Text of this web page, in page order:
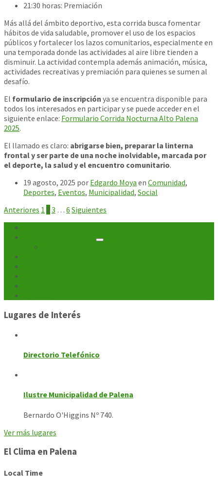
21:30 horas: Premiación
Más allá del ámbito deportivo, esta corrida busca fomentar
hábitos de vida saludable, promover el uso de los espacios
públicos y fortalecer los lazos comunitarios, especialmente en
una temporada donde las actividades al aire libre tienden a
disminuir. La actividad contempla además animación, música,
actividades recreativas y premiación para quienes se sumen al
desafío.
El formulario de inscripción ya se encuentra disponible para
todos los interesados en participar y se puede acceder en el
siguiente enlace: Formulario Corrida Nocturna Alto Palena
2025.
El llamado es claro: abrigarse bien, preparar la linterna
frontal y ser parte de una noche inolvidable, marcada por
el deporte, la salud y el encuentro comunitario.
19 agosto, 2025 por Edgardo Moya en Comunidad,
Deportes, Eventos, Municipalidad, Social
Paginación
de
entradas
Anteriores 1 23 … 6 Siguientes
Lugares de Interés
Directorio Telefónico
Ilustre Municipalidad de Palena
Bernardo O'Higgins Nº 740.
Ver más lugares
El Clima en Palena
Local Time